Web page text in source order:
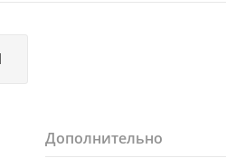
Дополнительно